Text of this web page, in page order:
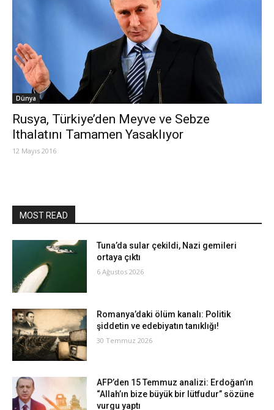
Dünya
Rusya, Türkiye’den Meyve ve Sebze
Ithalatını Tamamen Yasaklıyor
12 Mayıs 2016
MOST READ
Tuna’da sular çekildi, Nazi gemileri
ortaya çıktı
6 Ağustos 2026
Romanya’daki ölüm kanalı: Politik
şiddetin ve edebiyatın tanıklığı!
30 Temmuz 2026
AFP’den 15 Temmuz analizi: Erdoğan’ın
“Allah’ın bize büyük bir lütfudur” sözüne
vurgu yaptı